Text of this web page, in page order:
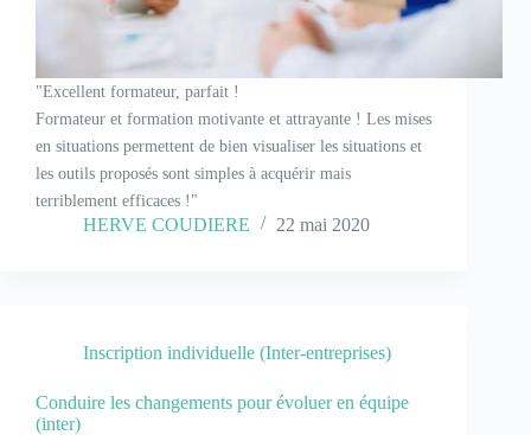
"Excellent formateur, parfait !
Formateur et formation motivante et attrayante ! Les mises
en situations permettent de bien visualiser les situations et
les outils proposés sont simples à acquérir mais
terriblement efficaces !"
HERVE COUDIERE 22 mai 2020
Inscription individuelle (Inter-entreprises)
Conduire les changements pour évoluer en équipe
(inter)